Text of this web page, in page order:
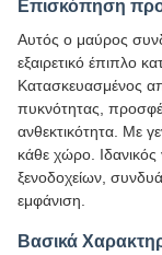
Επισκόπηση
Αυτός ο μαύρος
εξαιρετικό έπιπλο
Κατασκευασμένος
πυκνότητας,
ανθεκτικότητα. Με
κάθε χώρο. Ιδανικός
ξενοδοχείων,
εμφάνιση.
Βασικά